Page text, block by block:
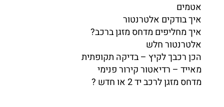
אטמים
איך בודקים אלטרנטור
איך מחליפים מדחס מזגן ברכב?
אלטרנטור חלש
הכן רכבך לקיץ – בדיקה תקופתית
מאייד – רדיאטור קירור פנימי
מדחס מזגן לרכב יד 2 או חדש ?